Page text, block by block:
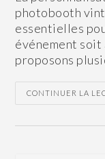
photobooth
essentielles
événement soit
proposons
CONTINUER LA